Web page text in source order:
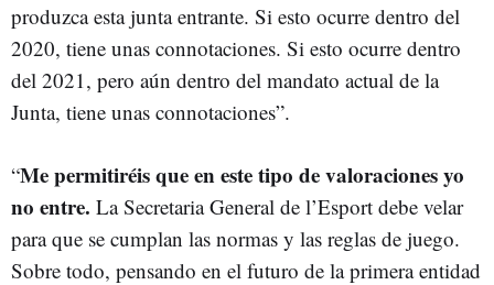
produzca esta junta entrante. Si esto ocurre dentro del
2020, tiene unas connotaciones. Si esto ocurre dentro
del 2021, pero aún dentro del mandato actual de la
Junta, tiene unas connotaciones”.
“Me permitiréis que en este tipo de valoraciones yo
no entre. La Secretaria General de l’Esport debe velar
para que se cumplan las normas y las reglas de juego.
Sobre todo, pensando en el futuro de la primera entidad